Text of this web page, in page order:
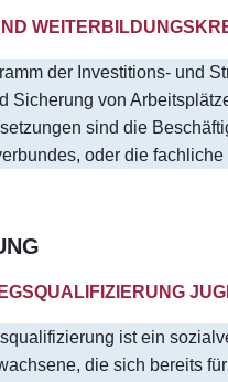
der Investitions- und
Sicherung von
sind die
oder die
ist ein
die sich bereits